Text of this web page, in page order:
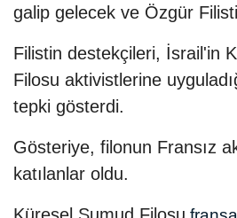
galip gelecek ve Özgür
Filistin destekçileri, İsrail'in
Filosu aktivistlerine
tepki gösterdi.
Gösteriye, filonun Fransız
katılanlar oldu.